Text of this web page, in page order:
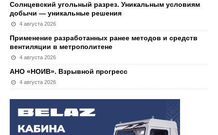
Солнцевский угольный разрез. Уникальным условиям
добычи — уникальные решения
4 августа 2026
Применение разработанных ранее методов и средств
вентиляции в метрополитене
4 августа 2026
АНО «НОИВ». Взрывной прогресс
4 августа 2026